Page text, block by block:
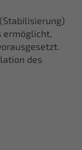
ermöglicht,
des